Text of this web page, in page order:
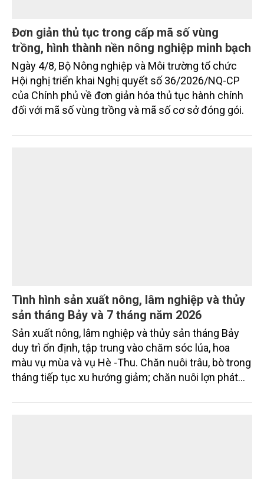
Đơn giản thủ tục trong cấp mã số vùng
trồng, hình thành nền nông nghiệp minh bạch
Ngày 4/8, Bộ Nông nghiệp và Môi trường tổ chức
Hội nghị triển khai Nghị quyết số 36/2026/NQ-CP
của Chính phủ về đơn giản hóa thủ tục hành chính
đối với mã số vùng trồng và mã số cơ sở đóng gói.
Tình hình sản xuất nông, lâm nghiệp và thủy
sản tháng Bảy và 7 tháng năm 2026
Sản xuất nông, lâm nghiệp và thủy sản tháng Bảy
duy trì ổn định, tập trung vào chăm sóc lúa, hoa
màu vụ mùa và vụ Hè -Thu. Chăn nuôi trâu, bò trong
tháng tiếp tục xu hướng giảm; chăn nuôi lợn phát
trưởng khá. Diện tích rừng trồng mới và sản lượng